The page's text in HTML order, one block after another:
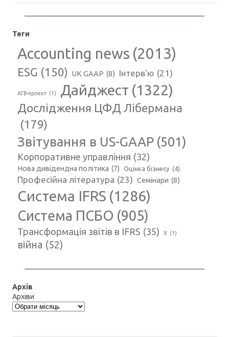
Теги
Accounting news (2013)
ESG (150) UK GAAP (8) Інтерв'ю (21)
АГВ-проект (1) Дайджест (1322)
Дослідження ЦФД Лібермана
(179)
Звітування в US-GAAP (501)
Корпоративне управління (32)
Нова дивідендна політика (7) Оцінка бізнесу (4)
Професійна література (23) Семінари (8)
Система IFRS (1286)
Система ПСБО (905)
Трансформація звітів в IFRS (35) Х (1)
війна (52)
Архів
Архіви